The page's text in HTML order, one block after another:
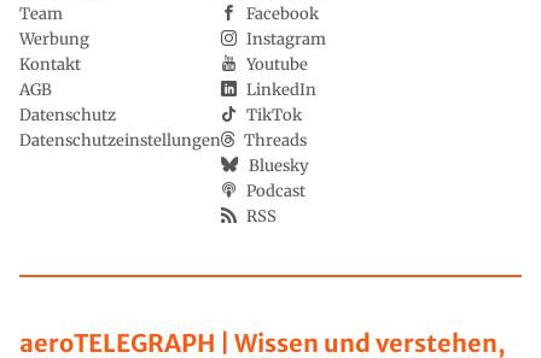
aeroTELEGRAPH | Wissen und verstehen,
Team
Werbung
Kontakt
AGB
Datenschutz
Datenschutzeinstellungen
Facebook
Instagram
Youtube
LinkedIn
TikTok
Threads
Bluesky
Podcast
RSS